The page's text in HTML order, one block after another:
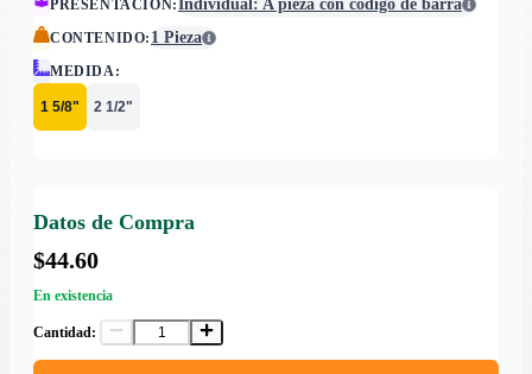
PRESENTACIÓN:Individual: A pieza con código de barra
CONTENIDO: 1 Pieza
MEDIDA:
1 5/8" 2 1/2"
Datos de Compra
$44.60
En existencia
Cantidad: